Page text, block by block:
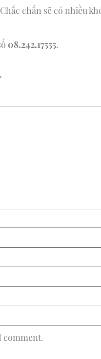
Chắc chắn sẽ có nhiều
08.242.17555.
comment.